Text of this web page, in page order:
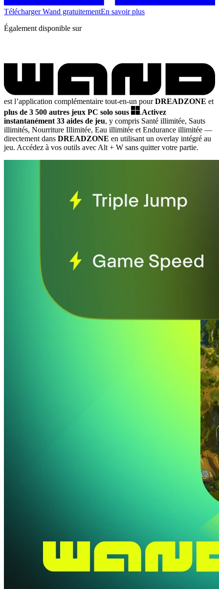
Télécharger Wand gratuitementEn savoir plus
Également disponible sur
est l’application complémentaire tout-en-un pourDREADZONE et
plus de 3 500 autres jeux PC solo sous
.Activez
instantanément 33 aides de jeu, y compris Santé illimitée, Sauts
illimités, Nourriture Illimitée, Eau illimitée et Endurance illimitée —
directement dans DREADZONE en utilisant un overlay intégré au
jeu. Accédez à vos outils avec Alt + W sans quitter votre partie.